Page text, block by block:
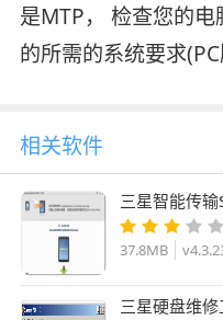
是MTP， 检查您的
的所需的系统要求
相关软件
三星智能传
v4.3.23081.1
37.8MB
三星硬盘维